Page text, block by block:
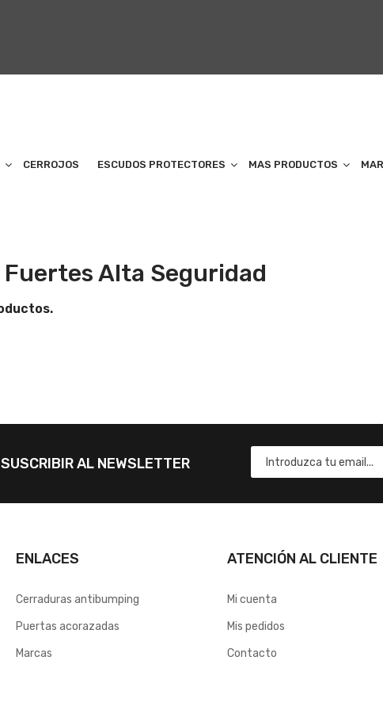
CERROJOS ESCUDOS PROTECTORES MAS PRODUCTOS
Fuertes Alta Seguridad
SUSCRIBIR AL NEWSLETTER
ENLACES
Cerraduras antibumping
Puertas acorazadas
Marcas
ATENCIÓN AL CLIENTE
Mi cuenta
Mis pedidos
Contacto